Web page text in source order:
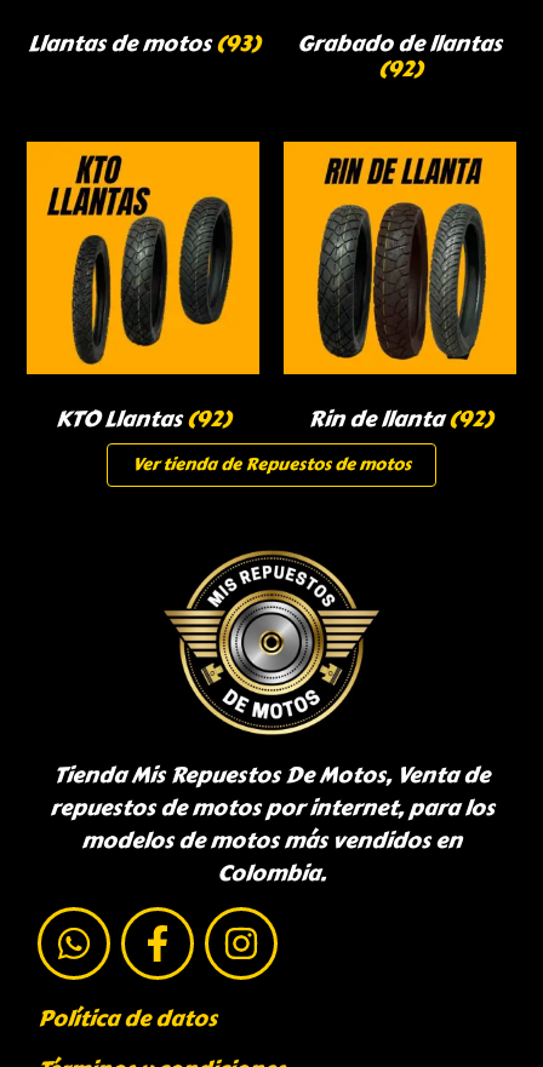
Llantas de motos(93) Grabado de llantas
(92)
KTO Llantas(92) Rin de llanta(92)
Ver tienda de Repuestos de motos
Tienda Mis Repuestos De Motos, Venta de
repuestos de motos por internet, para los
modelos de motos más vendidos en
Colombia.
Política de datos